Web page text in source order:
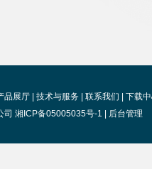
品展厅 技术与服务 联系我们
下载
湘ICP备05005035号-1 | 后台管理